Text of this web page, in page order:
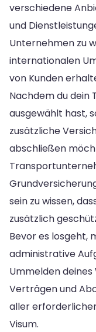
verschiedene
und
Unternehmen zu
internationalen
von Kunden
Nachdem du
ausgewählt hast,
zusätzliche
abschließen
sein zu wissen,
zusätzlich
Bevor es losgeht,
administrative
Ummelden deines
Verträgen und
aller
Visum.